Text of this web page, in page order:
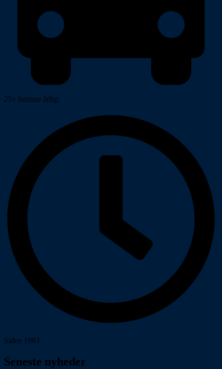
25+ busture årligt
Siden 1993
Seneste nyheder